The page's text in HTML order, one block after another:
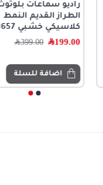
راديو سماعات بلوتوث
الطراز القديم النمط
كلاسيكي خشبي L3657
199.00﷼ 399.00﷼
اضافة للسلة